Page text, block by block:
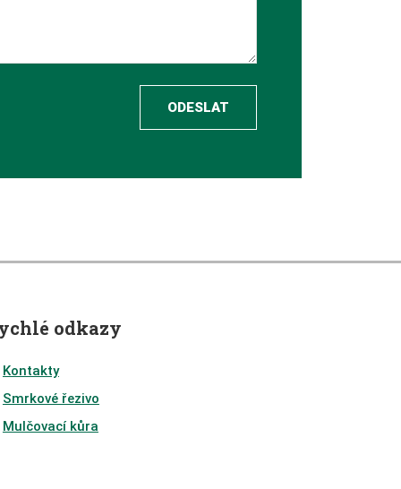
ODESLAT
odkazy
Kontakty
Smrkové řezivo
Mulčovací kůra